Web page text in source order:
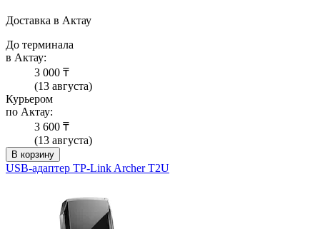
Доставка в Актау
До терминала
в Актау:
3 000 ₸
(13 августа)
Курьером
по Актау:
3 600 ₸
(13 августа)
В корзину
USB-адаптер TP-Link Archer T2U